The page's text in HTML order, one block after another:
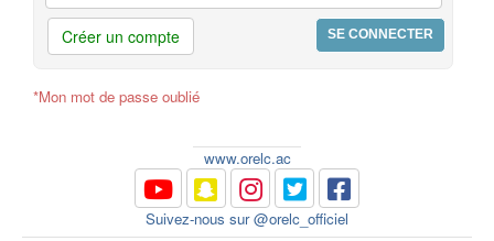
Créer un compte
*Mon mot de passe oublié
www.orelc.ac
Suivez-nous sur @orelc_officiel